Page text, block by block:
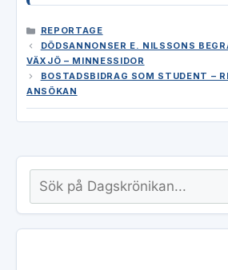
KATEGORIER
REPORTAGE
DÖDSANNONSER E. NILSSONS
VÄXJÖ – MINNESSIDOR
BOSTADSBIDRAG SOM STUDENT –
ANSÖKAN
Sök